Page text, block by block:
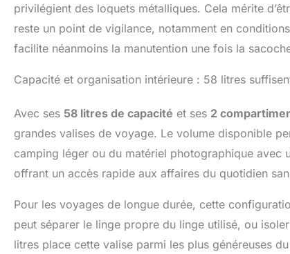
privilégient des loquets métalliques. Cela mérite
reste un point de vigilance, notamment en
facilite néanmoins la manutention une fois la
Capacité et organisation intérieure : 58 litres
Avec ses 58 litres de capacité et ses 2
grandes valises de voyage. Le volume disponible
camping léger ou du matériel photographique avec
offrant un accès rapide aux affaires du quotidien
Pour les voyages de longue durée, cette
peut séparer le linge propre du linge utilisé, ou
litres place cette valise parmi les plus généreuses